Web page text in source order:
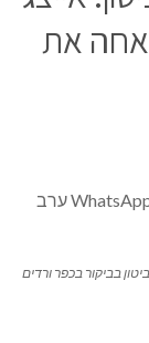
את
בביקור בכפר ורדים